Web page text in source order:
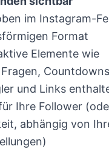
im Instagram-
Format
Elemente wie
und Links
Ihre Follower
abhängig von